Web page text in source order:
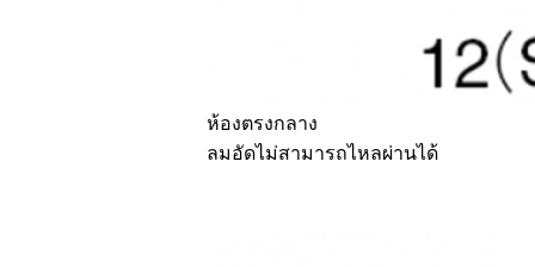
ห้องตรงกลาง
ลมอัดไม่สามารถไหลผ่านได้